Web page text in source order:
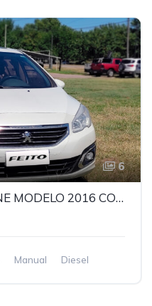
6
PEUGEOT 408 HDI FELINE MODELO 2016 CON MOTOR 1.6
Manual Diesel